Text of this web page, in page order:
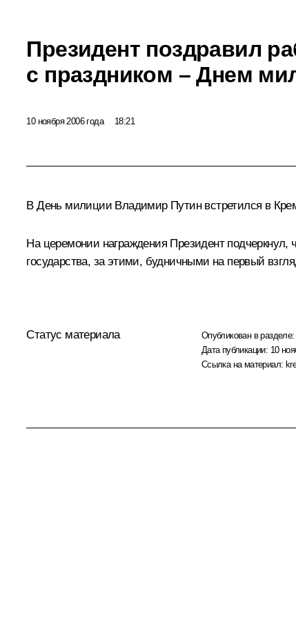
Президент поздравил
с праздником – Днем
10 ноября 2006 года 18:21
В День милиции Владимир Путин встретился в
На церемонии награждения Президент
государства, за этими, будничными на первый
Статус материала Опубликован в разделе:
Дата публикации: 10
Ссылка на материал: